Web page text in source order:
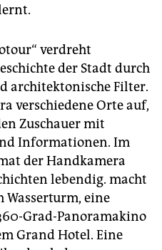
verdreht
der Stadt durch
architektonische Filter.
verschiedene Orte auf,
Zuschauer mit
Informationen. Im
der Handkamera
lebendig. macht
Wasserturm, eine
Grad-Panoramakino
Grand Hotel. Eine